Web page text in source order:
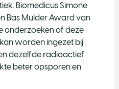
Biomedicus Simone
Bas Mulder Award van
onderzoeken of deze
worden ingezet bij
dezelfde radioactief
beter opsporen en